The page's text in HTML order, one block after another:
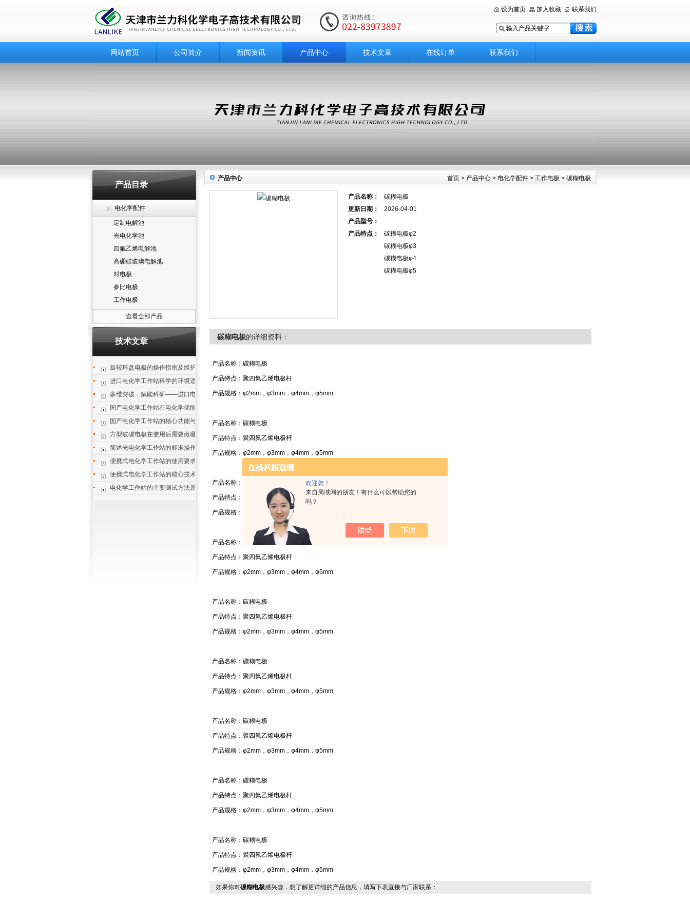
欢迎您！
来自局域网的朋友！有什么可以帮助您的
吗？
设为首页 加入收藏 联系我们
网站首页 公司简介 新闻资讯 产品中心 技术文章 在线订单 联系我们
产品目录
电化学配件
定制电解池
光电化学池
四氟乙烯电解池
高硼硅玻璃电解池
对电极
参比电极
工作电极
查看全部产品
技术文章
旋转环盘电极的操作指南及维护要点
进口电化学工作站科学的环境适配设计
多维突破，赋能科研——进口电化学工作站核心功能全景解析
国产电化学工作站在电化学储能与催化领域的关键价值
国产电化学工作站的核心功能与操作避坑
方型玻碳电极在使用后需要做哪些清洁工作
简述光电化学工作站的标准操作步骤
便携式电化学工作站的使用要求与运维管理规范
便携式电化学工作站的核心技术特点与场景适配优势
电化学工作站的主要测试方法原理简述
首页 > 产品中心 > 电化学配件 > 工作电极 > 碳糊电极
产品中心
点击放大
产品名称：
碳糊电极
更新日期：
2026-04-01
产品型号：
产品特点：
碳糊电极φ2
碳糊电极φ3
碳糊电极φ4
碳糊电极φ5
碳糊电极的详细资料：
产品名称：碳糊电极
产品特点：聚四氟乙烯电极杆
产品规格：φ2mm，φ3mm，φ4mm，φ5mm
产品名称：碳糊电极
产品特点：聚四氟乙烯电极杆
产品规格：φ2mm，φ3mm，φ4mm，φ5mm
产品名称：碳糊电极
产品特点：聚四氟乙烯电极杆
产品规格：φ2mm，φ3mm，φ4mm，φ5mm
产品名称：碳糊电极
产品特点：聚四氟乙烯电极杆
产品规格：φ2mm，φ3mm，φ4mm，φ5mm
产品名称：碳糊电极
产品特点：聚四氟乙烯电极杆
产品规格：φ2mm，φ3mm，φ4mm，φ5mm
产品名称：碳糊电极
产品特点：聚四氟乙烯电极杆
产品规格：φ2mm，φ3mm，φ4mm，φ5mm
产品名称：碳糊电极
产品特点：聚四氟乙烯电极杆
产品规格：φ2mm，φ3mm，φ4mm，φ5mm
产品名称：碳糊电极
产品特点：聚四氟乙烯电极杆
产品规格：φ2mm，φ3mm，φ4mm，φ5mm
产品名称：碳糊电极
产品特点：聚四氟乙烯电极杆
产品规格：φ2mm，φ3mm，φ4mm，φ5mm
如果你对碳糊电极感兴趣，想了解更详细的产品信息，填写下表直接与厂家联系：